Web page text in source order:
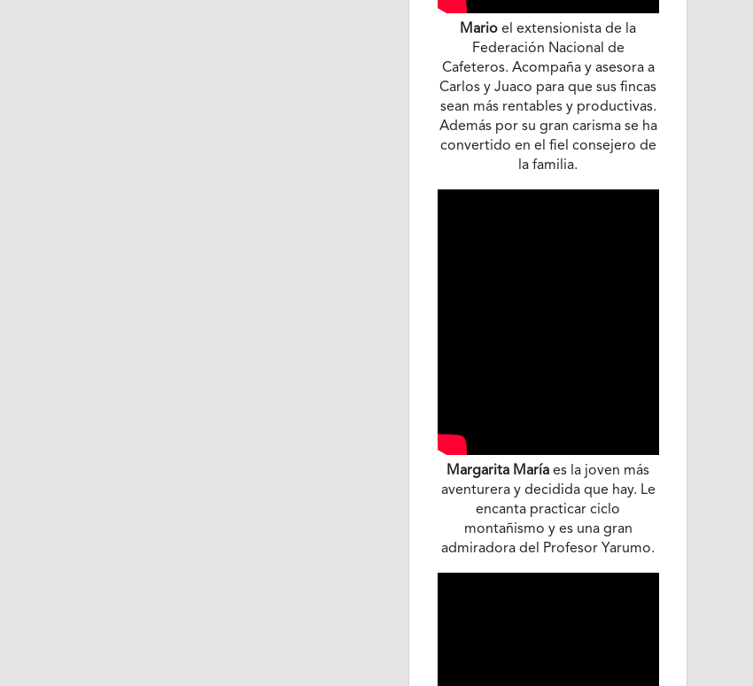
Mario el extensionista de la
Federación Nacional de
Cafeteros. Acompaña y asesora a
Carlos y Juaco para que sus fincas
sean más rentables y productivas.
Además por su gran carisma se ha
convertido en el fiel consejero de
la familia.
Margarita María es la joven más
aventurera y decidida que hay. Le
encanta practicar ciclo
montañismo y es una gran
admiradora del Profesor Yarumo.